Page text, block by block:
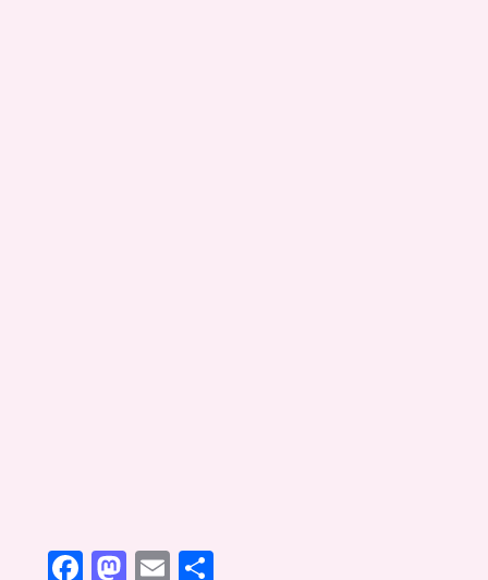
Facebook
Mastodon
Email